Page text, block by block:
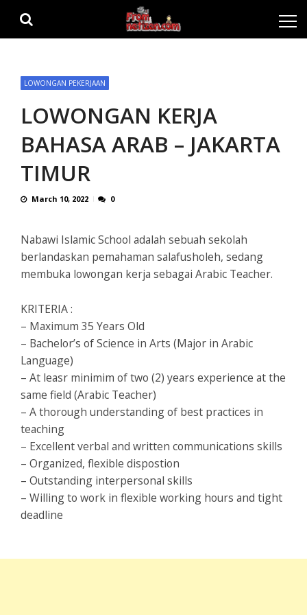
LOWONGAN PEKERJAAN
LOWONGAN KERJA
BAHASA ARAB – JAKARTA
TIMUR
March 10, 2022 0
Nabawi Islamic School adalah sebuah sekolah
berlandaskan pemahaman salafusholeh, sedang
membuka lowongan kerja sebagai Arabic Teacher.
KRITERIA :
– Maximum 35 Years Old
– Bachelor’s of Science in Arts (Major in Arabic
Language)
– At leasr minimim of two (2) years experience at the
same field (Arabic Teacher)
– A thorough understanding of best practices in
teaching
– Excellent verbal and written communications skills
– Organized, flexible dispostion
– Outstanding interpersonal skills
– Willing to work in flexible working hours and tight
deadline